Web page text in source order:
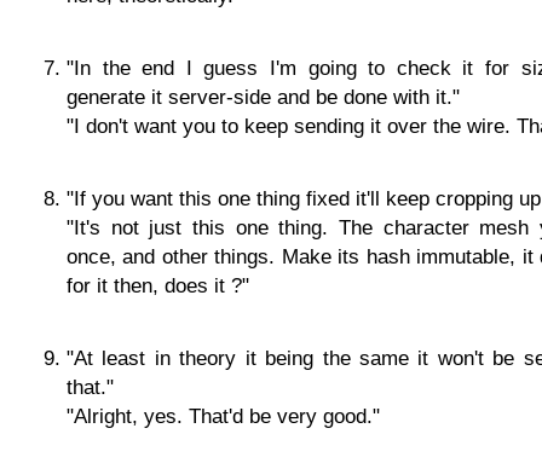
"In the end I guess I'm going to check it for
generate it server-side and be done with it."
"I don't want you to keep sending it over the wire.
"If you want this one thing fixed it'll keep cropping
"It's not just this one thing. The character mesh
once, and other things. Make its hash immutable, it
for it then, does it ?"
"At least in theory it being the same it won't be
that."
"Alright, yes. That'd be very good."